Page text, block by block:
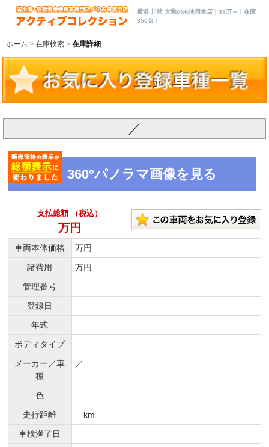
横浜 川崎 大和の未使用車店｜39万～！在庫
350台！
ホーム 在庫検索 在庫詳細
／
360°パノラマ画像を見る
支払総額 （税込）
万円
車両本体価格
万円
諸費用
万円
管理番号
登録日
年式
ボディタイプ
メーカー／車
種
／
色
走行距離
km
車検満了日